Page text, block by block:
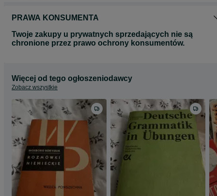
PRAWA KONSUMENTA
Twoje zakupy u prywatnych sprzedających nie są
chronione przez prawo ochrony konsumentów.
Więcej od tego ogłoszeniodawcy
Zobacz wszystkie